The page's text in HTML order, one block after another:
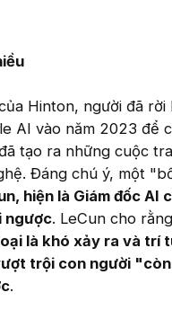
Hinton, người đã
AI vào năm 2023 để
tạo ra những cuộc
Đáng chú ý, một
hiện là Giám đốc AI
ngược. LeCun cho rằng
là khó xảy ra và trí
trội con người
.